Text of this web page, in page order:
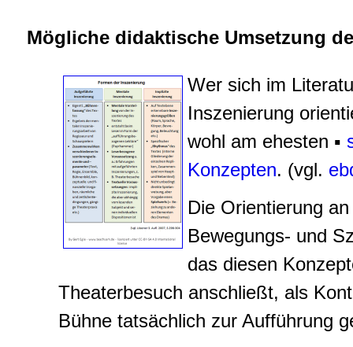
Mögliche didaktische Umsetzung
Wer sich im
Inszenierung
wohl am ehesten ▪
Konzepten. (vgl.
Die Orientierung
Bewegungs- und
das diesen
Theaterbesuch anschließt, als
Bühne tatsächlich zur Aufführung